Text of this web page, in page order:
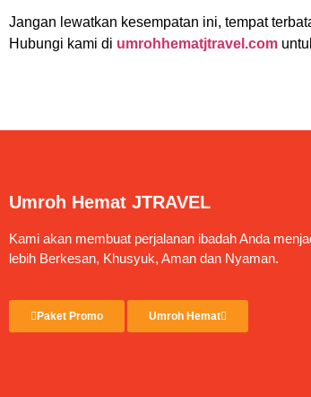
Jangan lewatkan kesempatan ini, tempat
Hubungi kami di umrohhematjtravel.com
Umroh Hemat JTRAVEL
Kami akan membuat perjalanan ibadah Anda
lebih Berkesan, Khusyuk, Aman dan Nyaman.
Paket Promo Umroh Hemat